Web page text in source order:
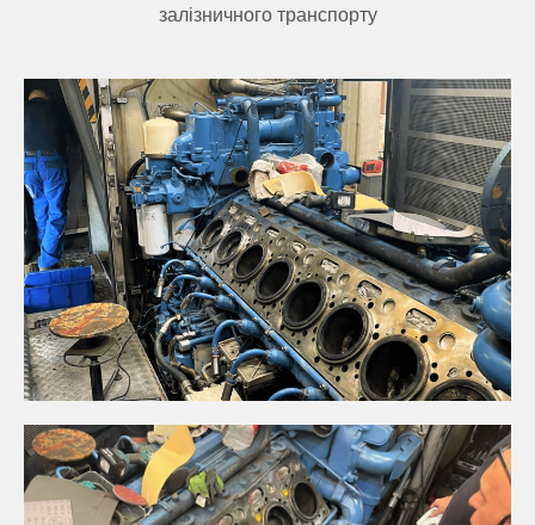
залізничного транспорту